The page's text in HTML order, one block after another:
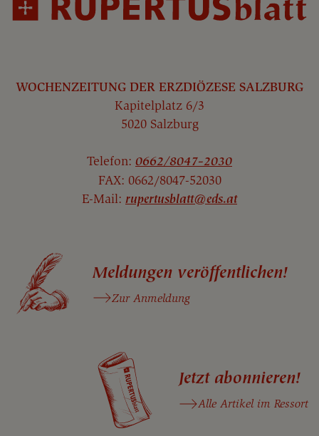
WOCHENZEITUNG DER ERZDIÖZESE SALZBURG
Kapitelplatz 6/3
5020 Salzburg
Telefon: 0662/8047-2030
FAX: 0662/8047-52030
E-Mail: rupertusblatt@eds.at
Meldungen veröffentlichen!
Zur Anmeldung
Jetzt abonnieren!
Alle Artikel im Ressort